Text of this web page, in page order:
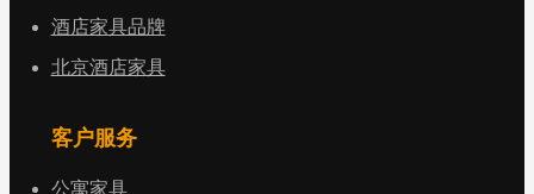
酒店家具品牌
北京酒店家具
客户服务
公寓家具